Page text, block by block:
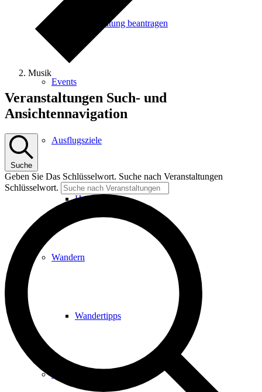
Veranstaltung beantragen
Events
Ausflugsziele
Hardtbergturm
Wandern
Wandertipps
Musik
Veranstaltungen
Veranstaltungen Such- und
Ansichtennavigation
Suche
Geben Sie Das Schlüsselwort. Suche nach Veranstaltungen
Schlüsselwort.